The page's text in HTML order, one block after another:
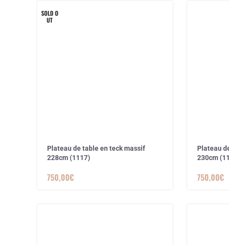
SOLD O
UT
Plateau de table en teck massif
228cm (1117)
750,00€
Plateau
230cm
750,00€